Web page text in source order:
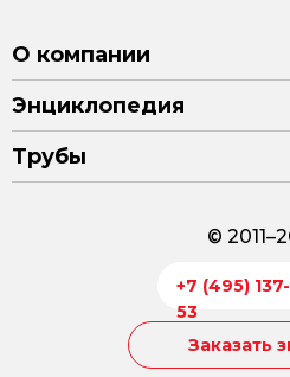
О компании
Энциклопедия
Трубы
©
+7 (495)
53
Заказать